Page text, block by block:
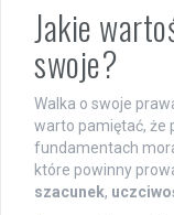
Jakie
swoje?
Walka o swoje
warto pamiętać, że
fundamentach
które powinny
szacunek,